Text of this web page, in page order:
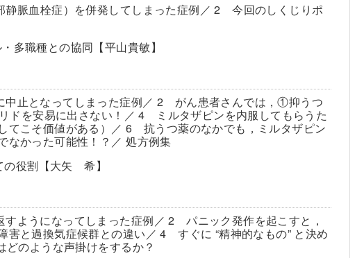
脈血栓症）を併発してしまった症例／ 2 今回のしくじりポ
多職種との協同【平山貴敏】
止となってしまった症例／ 2 がん患者さんでは，①抑うつ
を安易に出さない！／ 4 ミルタザピンを内服してもらうた
こそ価値がある）／ 6 抗うつ薬のなかでも，ミルタザピン
かった可能性！？／ 処方例集
の役割【大矢 希】
ようになってしまった症例／ 2 パニック発作を起こすと，
と過換気症候群との違い／ 4 すぐに “精神的なもの” と決め
のような声掛けをするか？